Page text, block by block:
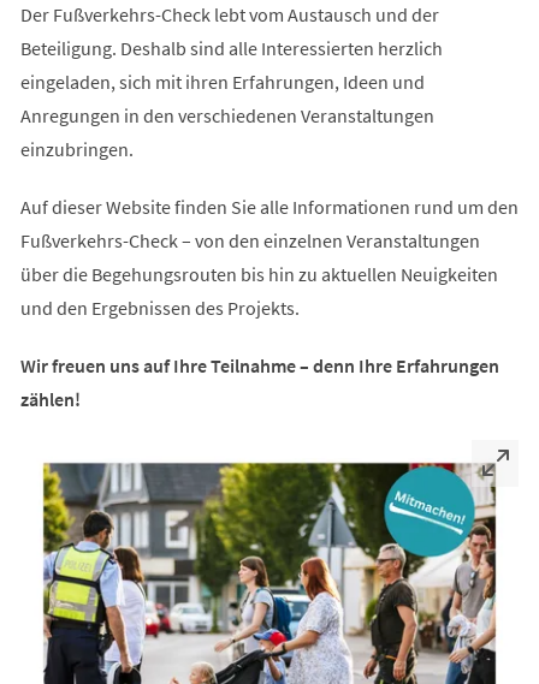
Der Fußverkehrs-Check lebt vom Austausch und der
Beteiligung. Deshalb sind alle Interessierten herzlich
eingeladen, sich mit ihren Erfahrungen, Ideen und
Anregungen in den verschiedenen Veranstaltungen
einzubringen.
Auf dieser Website finden Sie alle Informationen rund um den
Fußverkehrs-Check – von den einzelnen Veranstaltungen
über die Begehungsrouten bis hin zu aktuellen Neuigkeiten
und den Ergebnissen des Projekts.
Wir freuen uns auf Ihre Teilnahme – denn Ihre Erfahrungen
zählen!